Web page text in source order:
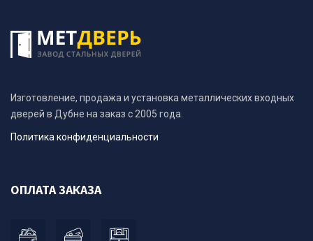
Изготовление, продажа и установка металлических входных
дверей в Дубне на заказ с 2005 года.
Политика конфиденциальности
ОПЛАТА ЗАКАЗА